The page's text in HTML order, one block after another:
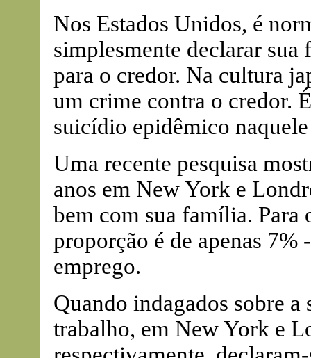
Nos Estados Unidos, é
simplesmente declarar
para o credor. Na cultura
um crime contra o credor.
suicídio epidêmico
Uma recente pesquisa
anos em New York e
bem com sua família. Para
proporção é de apenas 7%
emprego.
Quando indagados sobre a
trabalho, em New York e